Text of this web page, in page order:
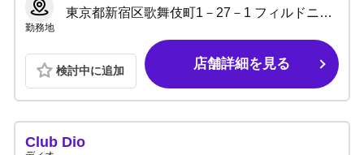
勤務地
東京都新宿区歌舞伎町1－27－1 フィルドニアビルB2 B3
検討中に追加 店舗詳細を見る
Club Dio